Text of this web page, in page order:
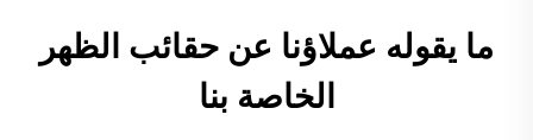
ما يقوله عملاؤنا عن حقائب الظهر
الخاصة بنا